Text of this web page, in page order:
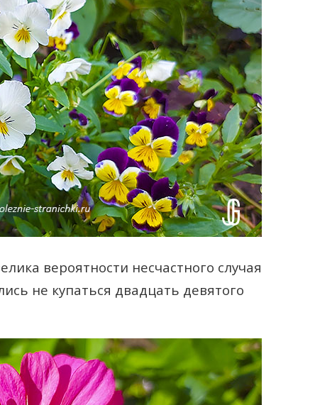
вероятности несчастного случая
не купаться двадцать девятого